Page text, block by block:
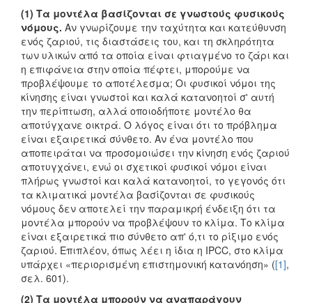
(1) Τα μοντέλα βασίζονται σε γνωστούς φυσικούς
νόμους. Αν γνωρίζουμε την ταχύτητα και κατεύθυνση
ενός ζαριού, τις διαστάσεις του, και τη σκληρότητα
των υλικών από τα οποία είναι φτιαγμένο το ζάρι και
η επιφάνεια στην οποία πέφτει, μπορούμε να
προβλέψουμε το αποτέλεσμα; Οι φυσικοί νόμοι της
κίνησης είναι γνωστοί και καλά κατανοητοί σ' αυτή
την περίπτωση, αλλά οποιοδήποτε μοντέλο θα
αποτύγχανε οικτρά. Ο λόγος είναι ότι το πρόβλημα
είναι εξαιρετικά σύνθετο. Αν ένα μοντέλο που
αποπειράται να προσομοιώσει την κίνηση ενός ζαριού
αποτυγχάνει, ενώ οι σχετικοί φυσικοί νόμοι είναι
πλήρως γνωστοί και καλά κατανοητοί, το γεγονός ότι
τα κλιματικά μοντέλα βασίζονται σε φυσικούς
νόμους δεν αποτελεί την παραμικρή ένδειξη ότι τα
μοντέλα μπορούν να προβλέψουν το κλίμα. Το κλίμα
είναι εξαιρετικά πιο σύνθετο απ' ό,τι το ρίξιμο ενός
ζαριού. Επιπλέον, όπως λέει η ίδια η IPCC, στο κλίμα
υπάρχει «περιορισμένη επιστημονική κατανόηση» ([1],
σελ. 601).
(2) Τα μοντέλα μπορούν να αναπαράγουν